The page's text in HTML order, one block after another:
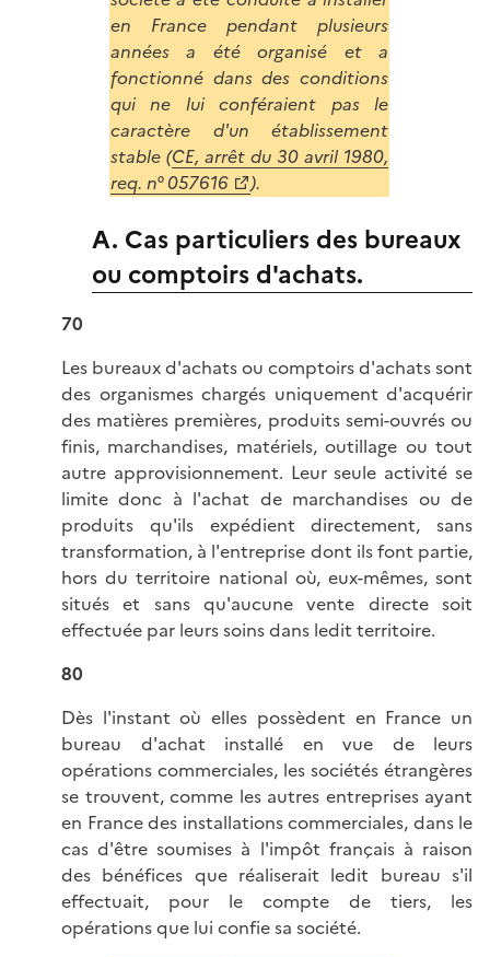
en France pendant plusieurs
années a été organisé et a
fonctionné dans des conditions
qui ne lui conféraient pas le
caractère d'un établissement
stable (CE, arrêt du 30 avril 1980,
req. n° 057616
).
A. Cas particuliers des bureaux
ou comptoirs d'achats.
70
Les bureaux d'achats ou comptoirs d'achats sont
des organismes chargés uniquement d'acquérir
des matières premières, produits semi-ouvrés ou
finis, marchandises, matériels, outillage ou tout
autre approvisionnement. Leur seule activité se
limite donc à l'achat de marchandises ou de
produits qu'ils expédient directement, sans
transformation, à l'entreprise dont ils font partie,
hors du territoire national où, eux-mêmes, sont
situés et sans qu'aucune vente directe soit
effectuée par leurs soins dans ledit territoire.
80
Dès l'instant où elles possèdent en France un
bureau d'achat installé en vue de leurs
opérations commerciales, les sociétés étrangères
se trouvent, comme les autres entreprises ayant
en France des installations commerciales, dans le
cas d'être soumises à l'impôt français à raison
des bénéfices que réaliserait ledit bureau s'il
effectuait, pour le compte de tiers, les
opérations que lui confie sa société.